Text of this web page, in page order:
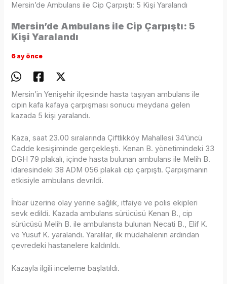
Mersin’de Ambulans ile Cip Çarpıştı: 5 Kişi Yaralandı
Mersin’de Ambulans ile Cip Çarpıştı: 5
Kişi Yaralandı
6 ay önce
Mersin’in Yenişehir ilçesinde hasta taşıyan ambulans ile
cipin kafa kafaya çarpışması sonucu meydana gelen
kazada 5 kişi yaralandı.
Kaza, saat 23.00 sıralarında Çiftlikköy Mahallesi 34’üncü
Cadde kesişiminde gerçekleşti. Kenan B. yönetimindeki 33
DGH 79 plakalı, içinde hasta bulunan ambulans ile Melih B.
idaresindeki 38 ADM 056 plakalı cip çarpıştı. Çarpışmanın
etkisiyle ambulans devrildi.
İhbar üzerine olay yerine sağlık, itfaiye ve polis ekipleri
sevk edildi. Kazada ambulans sürücüsü Kenan B., cip
sürücüsü Melih B. ile ambulansta bulunan Necati B., Elif K.
ve Yusuf K. yaralandı. Yaralılar, ilk müdahalenin ardından
çevredeki hastanelere kaldırıldı.
Kazayla ilgili inceleme başlatıldı.